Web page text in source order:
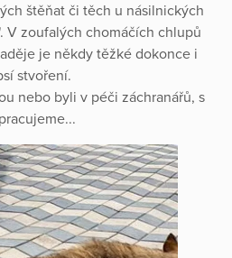
štěňat či těch u násilnických
V zoufalých chomáčích chlupů
je někdy těžké dokonce i
stvoření.
nebo byli v péči záchranářů, s